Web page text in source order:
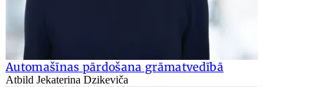
Automašīnas pārdošana grāmatvedībā
Atbild Jekaterina Dzikeviča